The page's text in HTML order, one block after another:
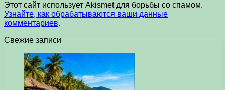
Этот сайт использует Akismet для борьбы со спамом.
Узнайте, как обрабатываются ваши данные
комментариев.
Свежие записи